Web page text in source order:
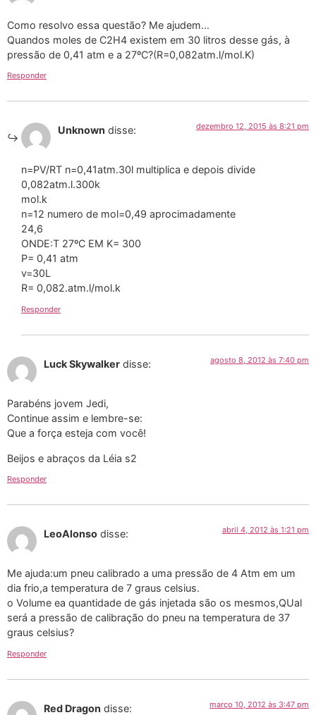
Como resolvo essa questão? Me ajudem…
Quandos moles de C2H4 existem em 30 litros desse gás, à
pressão de 0,41 atm e a 27ºC?(R=0,082atm.l/mol.K)
Responder
Unknown disse: dezembro 12, 2015 às 8:21 pm
n=PV/RT n=0,41atm.30l multiplica e depois divide
0,082atm.l.300k
mol.k
n=12 numero de mol=0,49 aprocimadamente
24,6
ONDE:T 27ºC EM K= 300
P= 0,41 atm
v=30L
R= 0,082.atm.l/mol.k
Responder
Luck Skywalker disse: agosto 8, 2012 às 7:40 pm
Parabéns jovem Jedi,
Continue assim e lembre-se:
Que a força esteja com você!
Beijos e abraços da Léia s2
Responder
LeoAlonso disse: abril 4, 2012 às 1:21 pm
Me ajuda:um pneu calibrado a uma pressão de 4 Atm em um
dia frio,a temperatura de 7 graus celsius.
o Volume ea quantidade de gás injetada são os mesmos,QUal
será a pressão de calibração do pneu na temperatura de 37
graus celsius?
Responder
Red Dragon disse: março 10, 2012 às 3:47 pm